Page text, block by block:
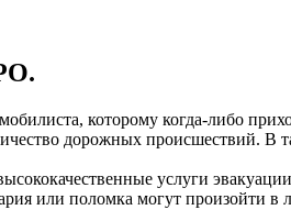
которому когда-либо
дорожных происшествий. В
услуги
или поломка могут